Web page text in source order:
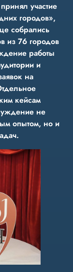
участие
городов»,
собрались
из 76 городов
работы
и
на
кейсам
не
опытом, но и